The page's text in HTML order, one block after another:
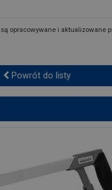
opracowywane i aktualizowane
Powrót do listy